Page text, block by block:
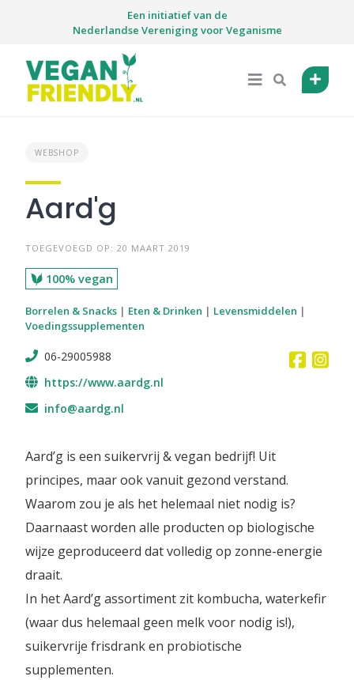
Een initiatief van de
Nederlandse Vereniging voor Veganisme
WEBSHOP
Aard'g
TOEGEVOEGD OP: 20 MAART 2019
100% vegan
Borrelen & Snacks | Eten & Drinken | Levensmiddelen |
Voedingssupplementen
06-29005988
https://www.aardg.nl
info@aardg.nl
Aard’g is een suikervrij & vegan bedrijf! Uit
principes, maar ook vanuit gezond verstand.
Waarom zou je als het helemaal niet nodig is?
Daarnaast worden alle producten op biologische
wijze geproduceerd dat volledig op zonne-energie
draait.
In het Aard’g assortiment zit kombucha, waterkefir
(waar dus helemaal geen melk voor nodig is!),
suikervrije frisdrank en probiotische
supplementen.